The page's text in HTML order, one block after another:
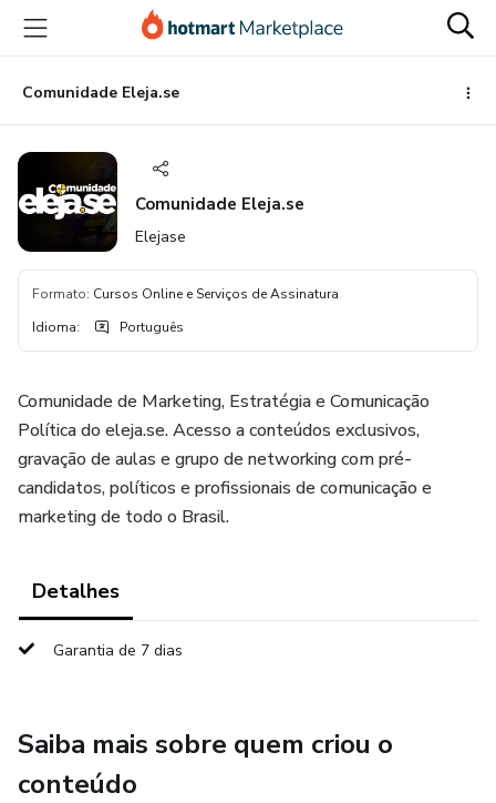
para
conteúdo
principal
para
pagamento
para
rodapé
Comunidade Eleja.se
Comunidade Eleja.se
Elejase
Formato: Cursos Online e Serviços de Assinatura
Idioma: Português
Comunidade de Marketing, Estratégia e Comunicação
Política do eleja.se. Acesso a conteúdos exclusivos,
gravação de aulas e grupo de networking com pré-
candidatos, políticos e profissionais de comunicação e
marketing de todo o Brasil.
Detalhes
Garantia de 7 dias
Saiba mais sobre quem criou o
conteúdo